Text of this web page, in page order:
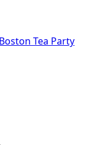
Tea Party